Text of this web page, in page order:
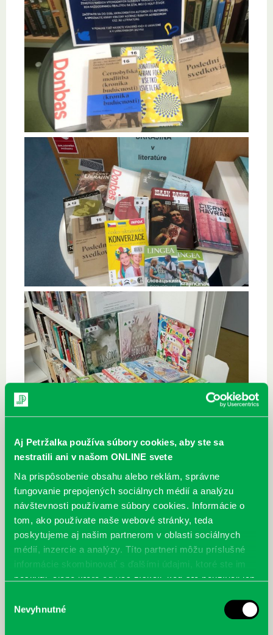
Aj Petržalka používa súbory cookies, aby ste sa
nestratili ani v našom ONLINE svete
Na prispôsobenie obsahu alebo reklám, správne
fungovanie prepojených sociálnych médií a analýzu
návštevnosti používame súbory cookies. Informácie o
tom, ako používate naše webové stránky, teda
poskytujeme aj našim partnerom v oblasti sociálnych
médií, inzercie a analýzy. Títo partneri môžu príslušné
informácie skombinovať s ďalšími údajmi, ktoré ste im
poskytli, alebo ktoré od vás získali, keď ste používali ich
súhlasu
Nevyhnutné